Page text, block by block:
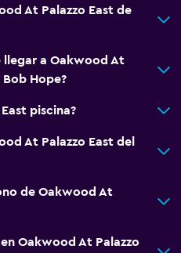
At Palazzo East de
llegar a Oakwood At
Bob Hope?
piscina?
At Palazzo East del
de Oakwood At
Oakwood At Palazzo